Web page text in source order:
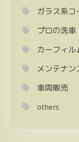
ガラス系コ
プロの洗車
カーフィル
メンテナン
車両販売
others